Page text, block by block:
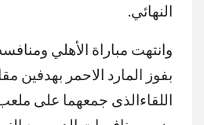
النهائي.
وانتهت مباراة الأهلي
بفوز المارد الاحمر بهدفين
اللقاءالذى جمعهما على